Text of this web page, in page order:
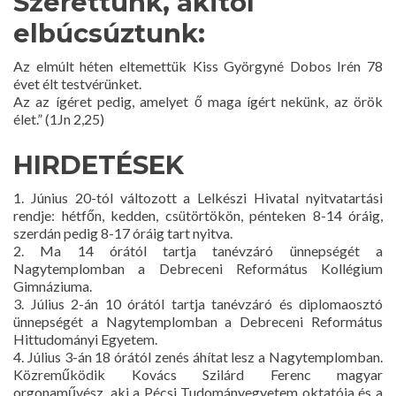
elbúcsúztunk:
Az elmúlt héten eltemettük Kiss Györgyné Dobos Irén 78
évet élt testvérünket.
Az az ígéret pedig, amelyet ő maga ígért nekünk, az örök
élet.” (1Jn 2,25)
HIRDETÉSEK
1. Június 20-tól változott a Lelkészi Hivatal nyitvatartási
rendje: hétfőn, kedden, csütörtökön, pénteken 8-14 óráig,
szerdán pedig 8-17 óráig tart nyitva.
2. Ma 14 órától tartja tanévzáró ünnepségét a
Nagytemplomban a Debreceni Református Kollégium
Gimnáziuma.
3. Július 2-án 10 órától tartja tanévzáró és diplomaosztó
ünnepségét a Nagytemplomban a Debreceni Református
Hittudományi Egyetem.
4. Július 3-án 18 órától zenés áhítat lesz a Nagytemplomban.
Közreműködik Kovács Szilárd Ferenc magyar
orgonaművész, aki a Pécsi Tudományegyetem oktatója és a